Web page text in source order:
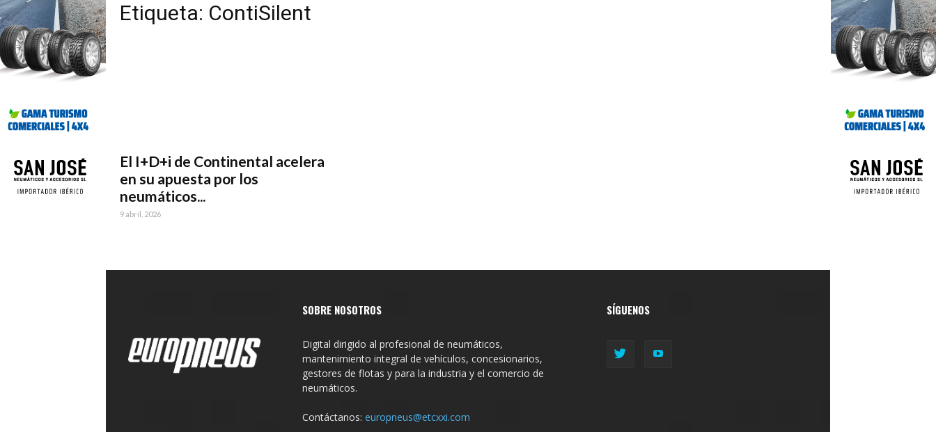
Etiqueta: ContiSilent
El I+D+i de Continental acelera
en su apuesta por los
neumáticos...
9 abril, 2026
SOBRE NOSOTROS
Digital dirigido al profesional de neumáticos,
mantenimiento integral de vehículos, concesionarios,
gestores de flotas y para la industria y el comercio de
neumáticos.
Contáctanos: europneus@etcxxi.com
SÍGUENOS